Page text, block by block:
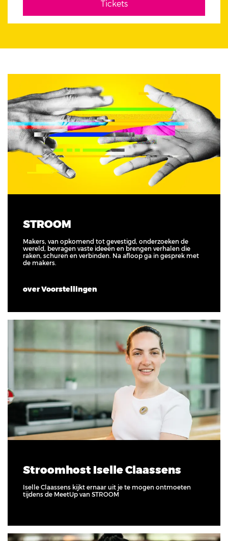
Tickets
STROOM
Makers, van opkomend tot gevestigd, onderzoeken de
wereld, bevragen vaste ideeën en brengen verhalen die
raken, schuren en verbinden. Na afloop ga in gesprek met
de makers.
over Voorstellingen
Stroomhost Iselle Claassens
Iselle Claassens kijkt ernaar uit je te mogen ontmoeten
tijdens de MeetUp van STROOM